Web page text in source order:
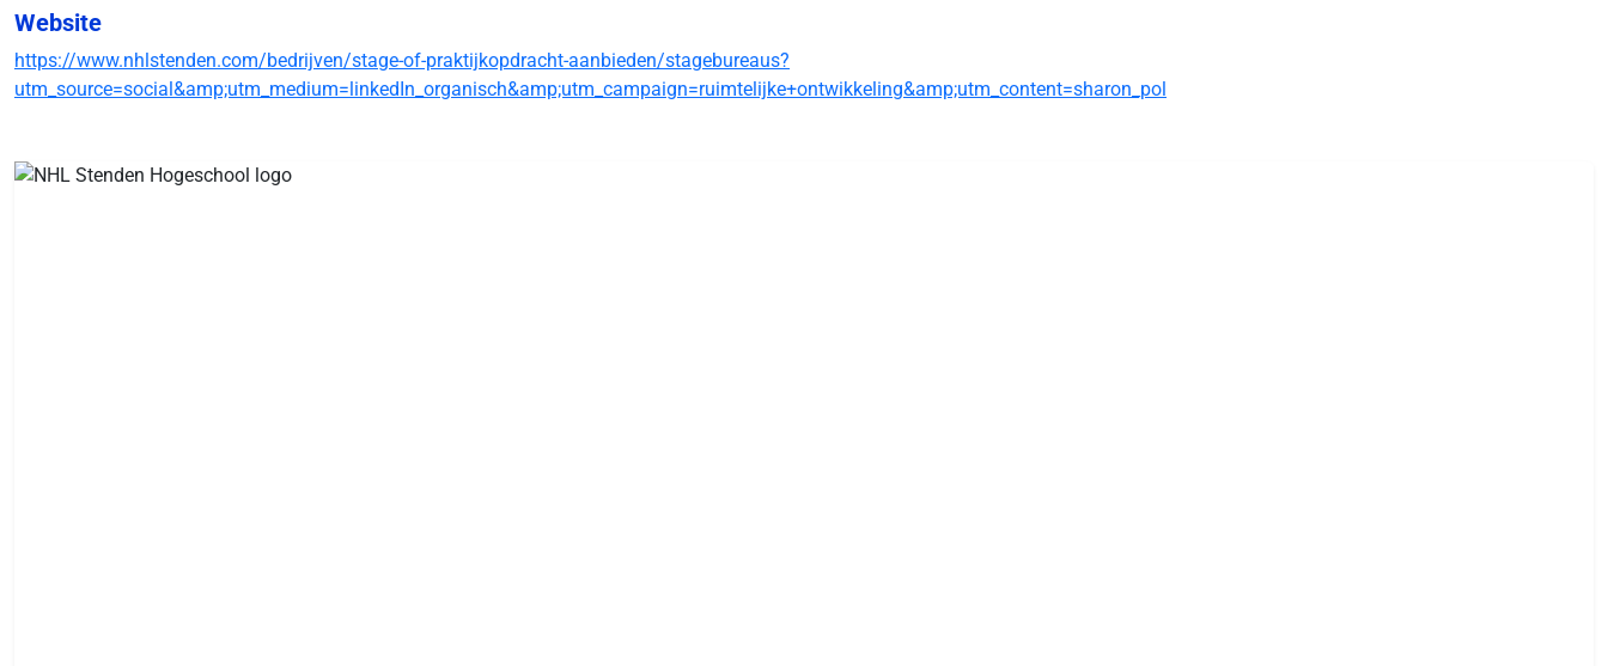
Website
https://www.nhlstenden.com/bedrijven/stage-of-praktijkopdracht-aanbieden/stagebureaus?
utm_source=social&amp;utm_medium=linkedIn_organisch&amp;utm_campaign=ruimtelijke+ontwikkeling&amp;utm_content=sharon_pol